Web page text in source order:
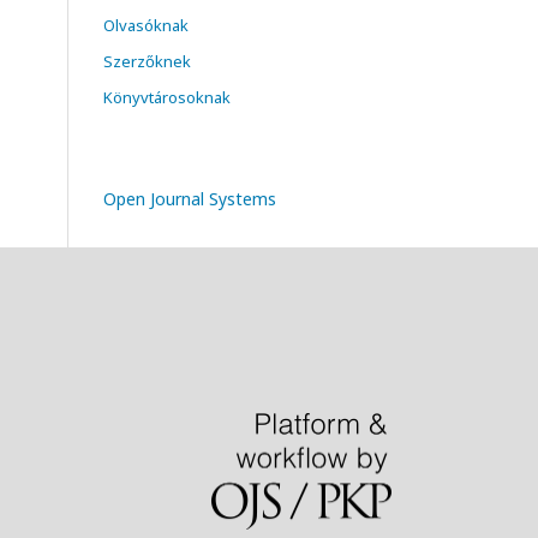
Olvasóknak
Szerzőknek
Könyvtárosoknak
Open Journal Systems